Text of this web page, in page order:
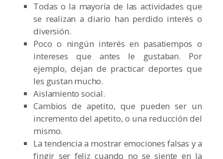
Todas o la mayoría de las actividades que
se realizan a diario han perdido interés o
diversión.
Poco o ningún interés en pasatiempos o
intereses que antes le gustaban. Por
ejemplo, dejan de practicar deportes que
les gustan mucho.
Aislamiento social.
Cambios de apetito, que pueden ser un
incremento del apetito, o una reducción del
mismo.
La tendencia a mostrar emociones falsas y a
fingir ser feliz cuando no se siente en la